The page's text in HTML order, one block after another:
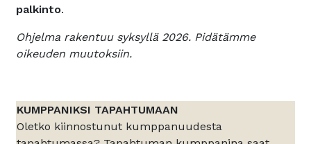
palkinto.
Ohjelma rakentuu syksyllä 2026. Pidätämme
oikeuden muutoksiin.
KUMPPANIKSI TAPAHTUMAAN
Oletko kiinnostunut kumppanuudesta